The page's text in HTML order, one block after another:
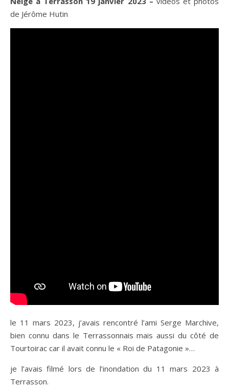
de Jérôme Hutin
le 11 mars 2023, j’avais rencontré l’ami Serge Marchive,
bien connu dans le Terrassonnais mais aussi du côté de
Tourtoirac car il avait connu le « Roi de Patagonie »…
je l’avais filmé lors de l’inondation du 11 mars 2023 à
Terrasson.